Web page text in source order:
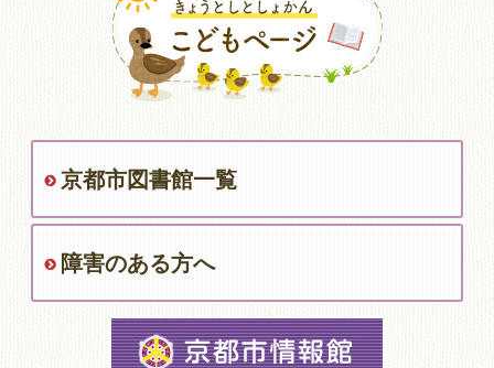
京都市図書館一覧
障害のある方へ